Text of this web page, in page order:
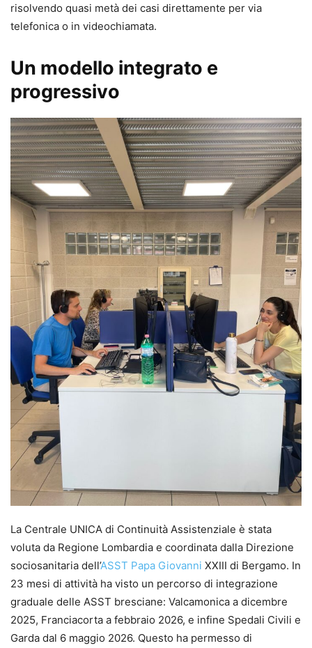
risolvendo quasi metà dei casi direttamente per via
telefonica o in videochiamata.
Un modello integrato e
progressivo
La Centrale UNICA di Continuità Assistenziale è stata
voluta da Regione Lombardia e coordinata dalla Direzione
sociosanitaria dell’ASST Papa Giovanni XXIII di Bergamo. In
23 mesi di attività ha visto un percorso di integrazione
graduale delle ASST bresciane: Valcamonica a dicembre
2025, Franciacorta a febbraio 2026, e infine Spedali Civili e
Garda dal 6 maggio 2026. Questo ha permesso di